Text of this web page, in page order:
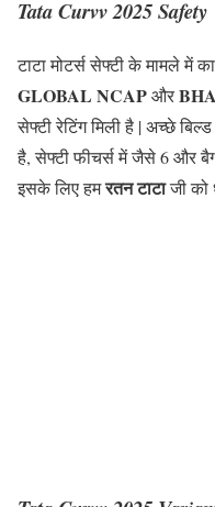
Tata Curvv 2025 Safety
टाटा मोटर्स सेफ्टी के मामले में
GLOBAL NCAPऔर
सेफ्टी रेटिंग मिली है | अच्छे
है, सेफ्टी फीचर्स में जैसे 6 और
इसके लिए हमरतन टाटाजी को